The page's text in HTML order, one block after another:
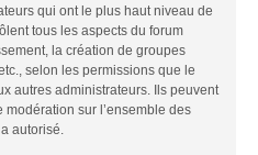
qui ont le plus haut niveau de
tous les aspects du forum
la création de groupes
selon les permissions que le
autres administrateurs. Ils peuvent
sur l’ensemble des
autorisé.